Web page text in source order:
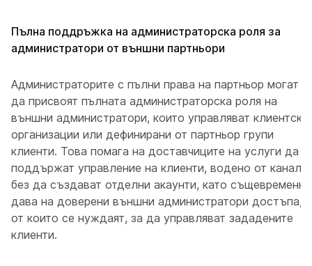
Пълна поддръжка на администраторска роля за
администратори от външни партньори
Администраторите с пълни права на партньор могат
да присвоят пълната администраторска роля на
външни администратори, които управляват клиентски
организации или дефинирани от партньор групи
клиенти. Това помага на доставчиците на услуги да
поддържат управление на клиенти, водено от канала,
без да създават отделни акаунти, като същевременно
дава на доверени външни администратори достъпа,
от които се нуждаят, за да управляват зададените
клиенти.